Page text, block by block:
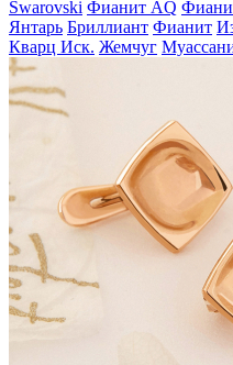
Swarovski Фианит AQ
Янтарь Бриллиант Фианит
Кварц Иск. Жемчуг